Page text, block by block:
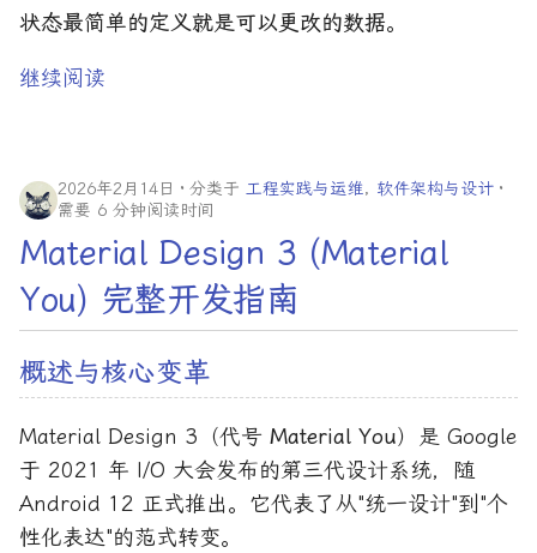
状态最简单的定义就是可以更改的数据。
继续阅读
2026年2月14日 分类于 工程实践与运维, 软件架构与设计
需要 6 分钟阅读时间
Material Design 3 (Material
You) 完整开发指南
概述与核心变革
Material Design 3（代号 Material You）是 Google
于 2021 年 I/O 大会发布的第三代设计系统，随
Android 12 正式推出。它代表了从"统一设计"到"个
性化表达"的范式转变。